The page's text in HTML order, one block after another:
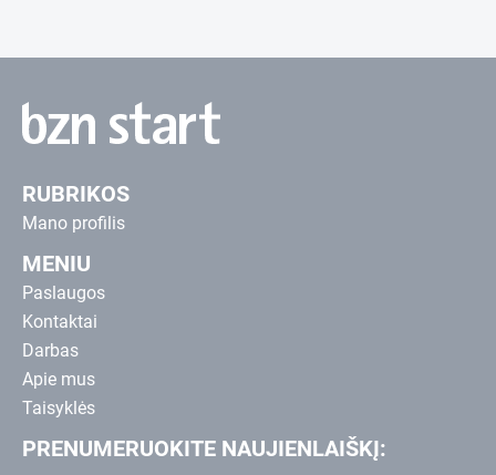
RUBRIKOS
Mano profilis
MENIU
Paslaugos
Kontaktai
Darbas
Apie mus
Taisyklės
PRENUMERUOKITE NAUJIENLAIŠKĮ: